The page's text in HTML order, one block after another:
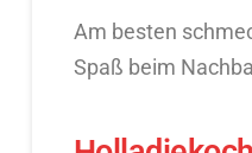
Am besten
Spaß beim